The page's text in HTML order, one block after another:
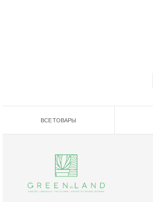
ВСЕ ТОВАРЫ